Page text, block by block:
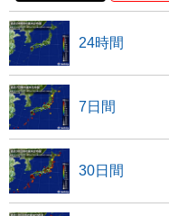
24時間
7日間
30日間